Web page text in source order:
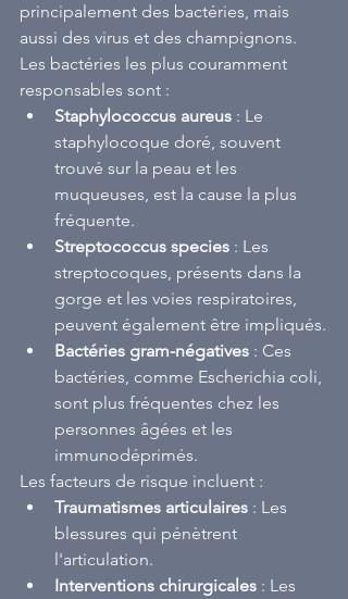
principalement des bactéries, mais
aussi des virus et des champignons.
Les bactéries les plus couramment
responsables sont :
Staphylococcus aureus : Le
staphylocoque doré, souvent
trouvé sur la peau et les
muqueuses, est la cause la plus
fréquente.
Streptococcus species : Les
streptocoques, présents dans la
gorge et les voies respiratoires,
peuvent également être impliqués.
Bactéries gram-négatives : Ces
bactéries, comme Escherichia coli,
sont plus fréquentes chez les
personnes âgées et les
immunodéprimés.
Les facteurs de risque incluent :
Traumatismes articulaires : Les
blessures qui pénètrent
l'articulation.
Interventions chirurgicales : Les